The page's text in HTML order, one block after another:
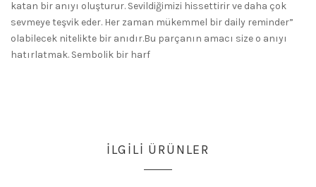
katan bir anıyı oluşturur. Sevildiğimizi hissettirir ve daha çok
sevmeye teşvik eder. Her zaman mükemmel bir daily reminder”
olabilecek nitelikte bir anıdır.Bu parçanın amacı size o anıyı
hatırlatmak. Sembolik bir harf
İLGILI ÜRÜNLER